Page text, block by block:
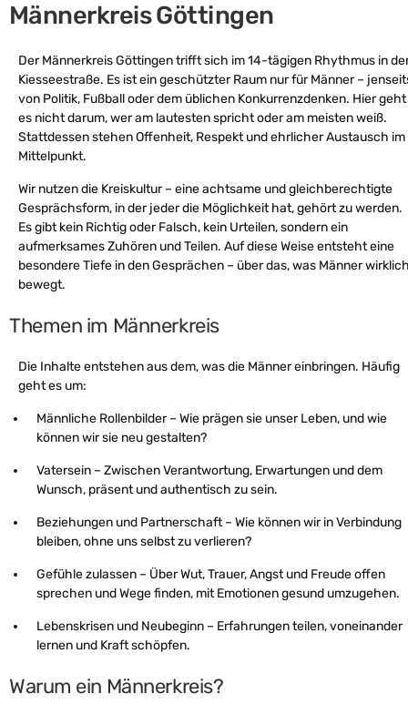
Männerkreis Göttingen
Der Männerkreis Göttingen trifft sich im 14-tägigen Rhythmus in
Kiesseestraße. Es ist ein geschützter Raum nur für Männer –
von Politik, Fußball oder dem üblichen Konkurrenzdenken. Hier geht
es nicht darum, wer am lautesten spricht oder am meisten weiß.
Stattdessen stehen Offenheit, Respekt und ehrlicher Austausch im
Mittelpunkt.
Wir nutzen die Kreiskultur – eine achtsame und gleichberechtigte
Gesprächsform, in der jeder die Möglichkeit hat, gehört zu werden.
Es gibt kein Richtig oder Falsch, kein Urteilen, sondern ein
aufmerksames Zuhören und Teilen. Auf diese Weise entsteht eine
besondere Tiefe in den Gesprächen – über das, was Männer
bewegt.
Themen im Männerkreis
Die Inhalte entstehen aus dem, was die Männer einbringen. Häufig
geht es um:
Männliche Rollenbilder – Wie prägen sie unser Leben, und wie
können wir sie neu gestalten?
Vatersein – Zwischen Verantwortung, Erwartungen und dem
Wunsch, präsent und authentisch zu sein.
Beziehungen und Partnerschaft – Wie können wir in Verbindung
bleiben, ohne uns selbst zu verlieren?
Gefühle zulassen – Über Wut, Trauer, Angst und Freude offen
sprechen und Wege finden, mit Emotionen gesund umzugehen.
Lebenskrisen und Neubeginn – Erfahrungen teilen, voneinander
lernen und Kraft schöpfen.
Warum ein Männerkreis?